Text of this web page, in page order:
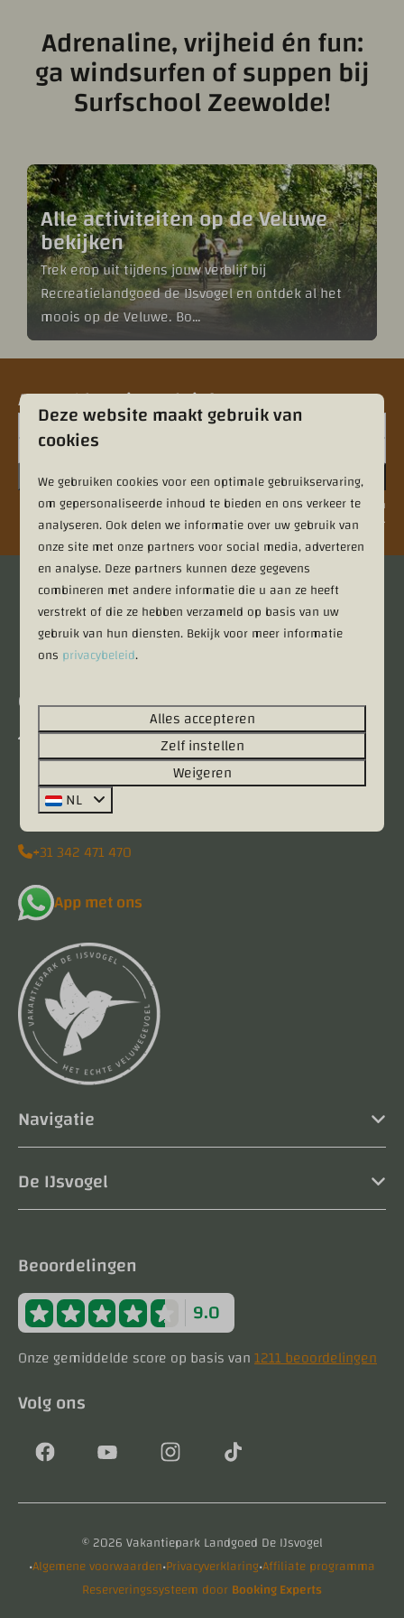
Adrenaline, vrijheid én fun:
ga windsurfen of suppen bij
Surfschool Zeewolde!
Alle activiteiten op de Veluwe
bekijken
Trek erop uit tijdens jouw verblijf bij
Recreatielandgoed de IJsvogel en ontdek al het
moois op de Veluwe. Bo…
Aanmelden nieuwsbrief
Aanmelden
Beveiligd door reCaptcha,privacybeleidenservicevoorwaardenzijn van
toepassing.
Veilig betalen
Contact
Kieftveen 18
3781 PP Voorthuizen
Gelderland
Nederland
+31 342 471 470
App met ons
Navigatie
De IJsvogel
Beoordelingen
9.0
Onze gemiddelde score op basis van1211 beoordelingen
Volg ons
© 2026 Vakantiepark Landgoed De IJsvogel
·Algemene voorwaarden·Privacyverklaring·Affiliate programma
Reserveringssysteem doorBooking Experts
Deze website maakt gebruik van
cookies
We gebruiken cookies voor een optimale gebruikservaring,
om gepersonaliseerde inhoud te bieden en ons verkeer te
analyseren. Ook delen we informatie over uw gebruik van
onze site met onze partners voor social media, adverteren
en analyse. Deze partners kunnen deze gegevens
combineren met andere informatie die u aan ze heeft
verstrekt of die ze hebben verzameld op basis van uw
gebruik van hun diensten. Bekijk voor meer informatie
ons privacybeleid.
Alles accepteren
Zelf instellen
Weigeren
NL